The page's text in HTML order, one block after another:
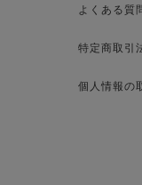
よくある質
特定商取引
個人情報の